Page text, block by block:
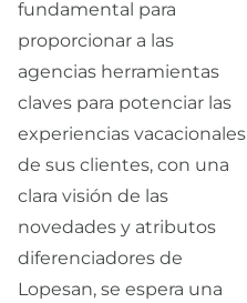
fundamental para
proporcionar a las
agencias herramientas
claves para potenciar las
experiencias vacacionales
de sus clientes, con una
clara visión de las
novedades y atributos
diferenciadores de
Lopesan, se espera una